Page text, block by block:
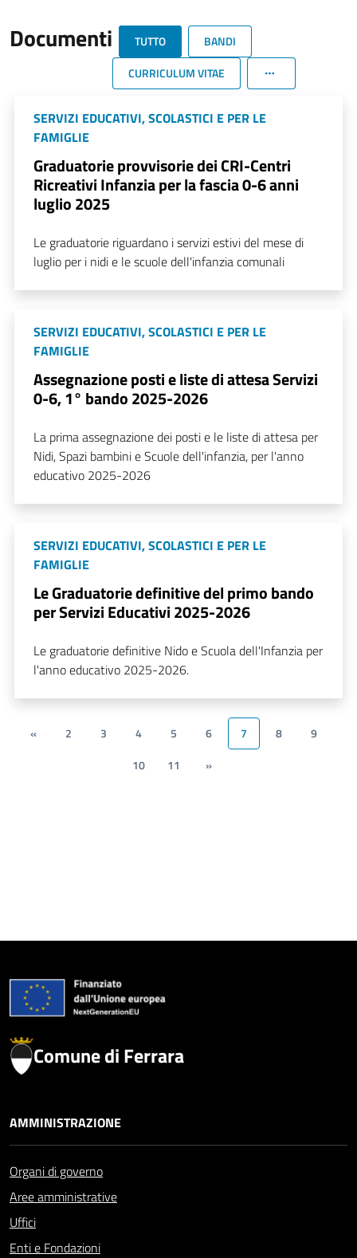
Documenti TUTTO
BANDI
CURRICULUM VITAE
SERVIZI EDUCATIVI, SCOLASTICI E PER LE
FAMIGLIE
Graduatorie provvisorie dei CRI-Centri
Ricreativi Infanzia per la fascia 0-6 anni
luglio 2025
Le graduatorie riguardano i servizi estivi del mese di
luglio per i nidi e le scuole dell'infanzia comunali
SERVIZI EDUCATIVI, SCOLASTICI E PER LE
FAMIGLIE
Assegnazione posti e liste di attesa Servizi
0-6, 1° bando 2025-2026
La prima assegnazione dei posti e le liste di attesa per
Nidi, Spazi bambini e Scuole dell'infanzia, per l'anno
educativo 2025-2026
SERVIZI EDUCATIVI, SCOLASTICI E PER LE
FAMIGLIE
Le Graduatorie definitive del primo bando
per Servizi Educativi 2025-2026
Le graduatorie definitive Nido e Scuola dell'Infanzia per
l'anno educativo 2025-2026.
« 2 3 4 5 6 7 8
9
10
11 »
Comune di Ferrara
AMMINISTRAZIONE
Organi di governo
Aree amministrative
Uffici
Enti e Fondazioni